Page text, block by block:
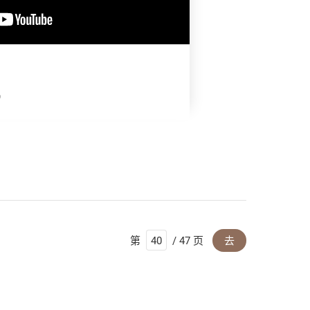
第 / 47 页 去